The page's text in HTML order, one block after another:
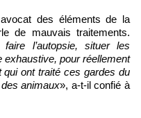
des éléments de la
de mauvais traitements.
l’autopsie, situer les
exhaustive, pour réellement
ont traité ces gardes du
animaux», a-t-il confié à